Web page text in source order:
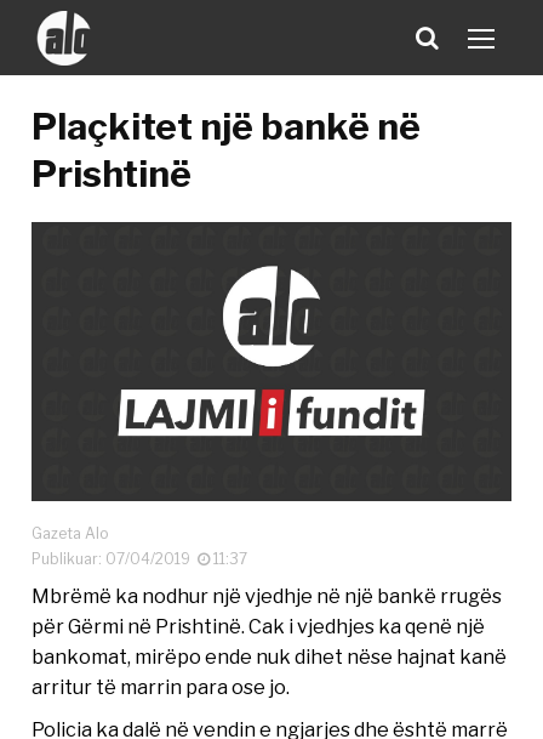
Plaçkitet një bankë në
Prishtinë
Gazeta Alo
Publikuar: 07/04/2019
11:37
Mbrëmë ka nodhur një vjedhje në një bankë rrugës
për Gërmi në Prishtinë. Cak i vjedhjes ka qenë një
bankomat, mirëpo ende nuk dihet nëse hajnat kanë
arritur të marrin para ose jo.
Policia ka dalë në vendin e ngjarjes dhe është marrë